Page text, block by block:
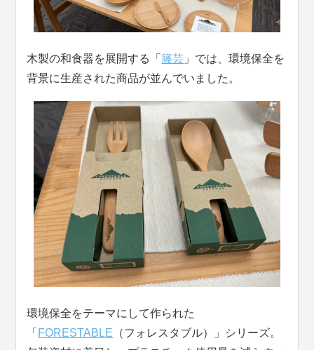
木製の和食器を展開する「籐芸 」では、環境保全を
背景に生産された商品が並んでいました。
環境保全をテーマにして作られた
「 FORESTABLE （フォレスタブル）」シリーズ。